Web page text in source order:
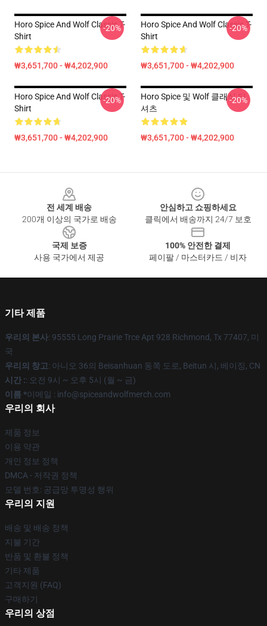
Horo Spice And Wolf Classic T-
Shirt
₩3,651,700 - ₩4,202,900
-20%
Horo Spice And Wolf Classic T-
Shirt
₩3,651,700 - ₩4,202,900
-20%
Horo Spice And Wolf Classic T-
Shirt
₩3,651,700 - ₩4,202,900
-20%
Horo Spice 및 Wolf 클래식 티
셔츠
₩3,651,700 - ₩4,202,900
-20%
전 세계 배송
200개 이상의 국가로 배송
안심하고 쇼핑하세요
클릭에서 배송까지 24/7 보호
국제 보증
사용 국가에서 제공
100% 안전한 결제
페이팔 / 마스터카드 / 비자
기타 제품
우리의 본사: 95555 Long Prairie Trce Apt 928 Richmond, Tx 77407, 미
국
우리의 창고: 아니오 36의 Beisanhuan 동쪽 도로, Beitun 시, 베이징, CN
시간 :: 오전 9시 ~ 오후 5시 (월 ~ 금)
이름 *이메일 : info@spiceandwolfmerch.com
우리의 회사
제품 정보
이용 약관
개인 정보 정책
DMCA - 저작권 정책
모델 번호: 공급망 투명성 행위
우리의 지원
배송 및 배송 정책
지불 기간
반품 및 환불 정책
기타 제품
고객지원 (FAQ)
구매하기
우리의 상점